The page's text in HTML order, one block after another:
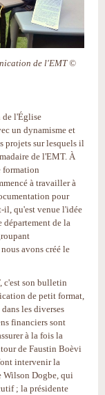
de l'EMT ©
de l'Église
un dynamisme et
projets sur lesquels il
de l'EMT. À
formation
à travailler à
pour
il, qu'est venue l'idée
de la
avons créé le
c'est son bulletin
de petit format,
les diverses
financiers sont
à la fois la
de Faustin Boèvi
intervenir la
Wilson Dogbe, qui
; la présidente